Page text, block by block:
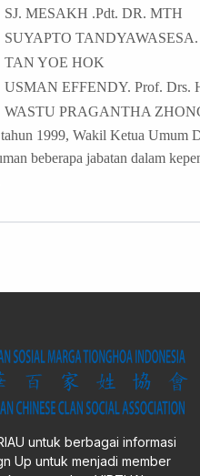
SJ. MESAKH .Pdt. DR. MTH
SUYAPTO TANDYAWASESA.
TAN YOE HOK
USMAN EFFENDY. Prof. Drs.
WASTU PRAGANTHA
1999, Wakil Ketua Umum
beberapa jabatan dalam
untuk berbagai informasi
Up untuk menjadi member